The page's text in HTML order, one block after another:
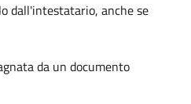
dall'intestatario, anche se
da un documento